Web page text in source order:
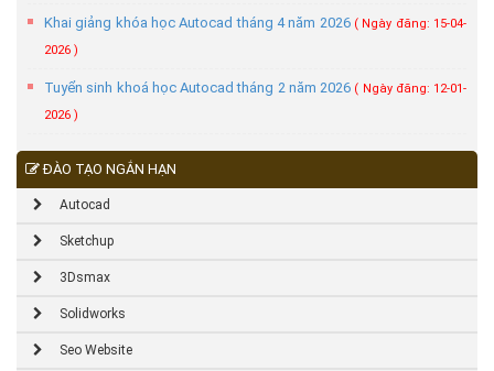
Khai giảng khóa học Autocad tháng 4 năm 2026 ( Ngày đăng: 15-04-
2026 )
Tuyển sinh khoá học Autocad tháng 2 năm 2026 ( Ngày đăng: 12-01-
2026 )
ĐÀO TẠO NGẮN HẠN
Autocad
Sketchup
3Dsmax
Solidworks
Seo Website